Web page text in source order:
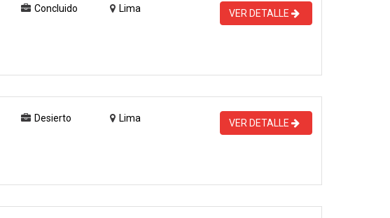
Concluido Lima VER DETALLE
Desierto Lima VER DETALLE